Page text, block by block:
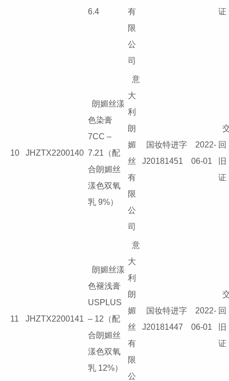
6.4
有
限
公
司
证
10 JHZTX2200140
朗媚丝漾
色染膏
7CC –
7.21（配
合朗媚丝
漾色双氧
乳 9%）
意
大
利
朗
媚
丝
有
限
公
司
国妆特进字
J20181451
2022-
06-01
回
旧
证
11 JHZTX2200141
朗媚丝漾
色褪浅膏
USPLUS
– 12（配
合朗媚丝
漾色双氧
乳 12%）
意
大
利
朗
媚
丝
有
限
公
国妆特进字
J20181447
2022-
06-01
回
旧
证